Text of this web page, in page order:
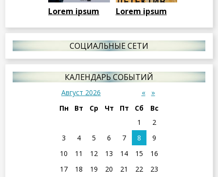
Lorem ipsum Lorem ipsum
СОЦИАЛЬНЫЕ СЕТИ
КАЛЕНДАРЬ СОБЫТИЙ
«
Август 2026 »
Пн Вт Ср Чт Пт Сб
Вс
1
2
3
4 5 6 7 8
9
10
11 12 13 14 15
16
17
18 19 20 21 22
23